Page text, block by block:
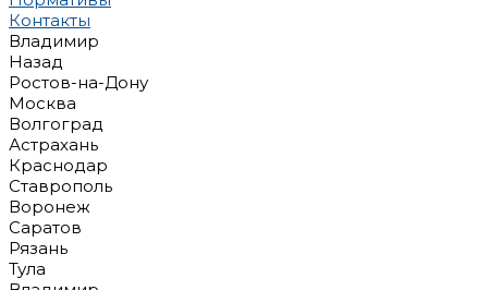
Контакты
Владимир
Назад
Ростов-на-Дону
Москва
Волгоград
Астрахань
Краснодар
Ставрополь
Воронеж
Саратов
Рязань
Тула